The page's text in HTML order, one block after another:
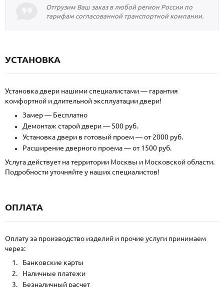
Отгрузим Ваш заказ в любой регион России по
тарифам согласованной транспортной компании.
УСТАНОВКА
Установка двери нашими специалистами — гарантия
комфортной и длительной эксплуатации двери!
Замер — Бесплатно
Демонтаж старой двери — 500 руб.
Установка двери в готовый проем — от 2000 руб.
Расширение дверного проема — от 1500 руб.
Услуга действует на территории Москвы и Московской области.
Подробности уточняйте у наших специалистов!
ОПЛАТА
Оплату за производство изделий и прочие услуги принимаем
через:
Банковские карты
Наличные платежи
Безналичный расчет